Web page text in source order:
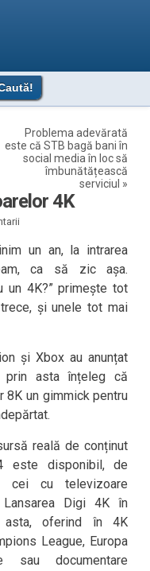
Problema adevărată
este că STB bagă bani în
social media în loc să
îmbunătățească
serviciul »
4K
un an, la intrarea
ca să zic așa.
un 4K?” primește tot
și unele tot mai
și Xbox au anunțat
asta înțeleg că
8K un gimmick pentru
reală de conținut
este disponibil, de
cei cu televizoare
Digi 4K în
asta, oferind în 4K
League, Europa
sau documentare